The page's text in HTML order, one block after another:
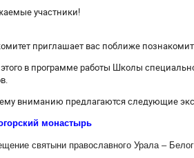
участники!
приглашает вас поближе
в программе работы Школы
вниманию предлагаются следующие
монастырь
святыни православного Урала –